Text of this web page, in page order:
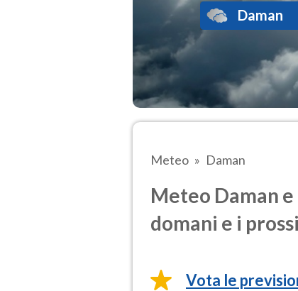
Daman
Meteo Daman
Meteo Daman
domani e i
Vota le